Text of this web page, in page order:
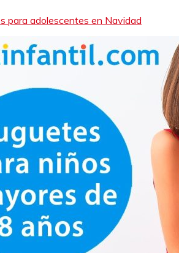
para adolescentes en Navidad